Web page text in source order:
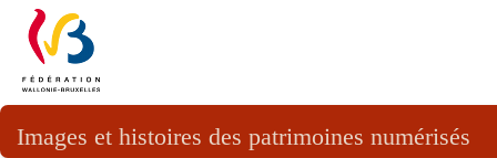
Images et histoires des patrimoines numérisés